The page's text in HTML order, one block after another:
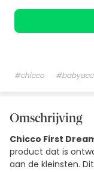
#chicco
Omschrijving
Chicco First
product dat is
aan de kleinsten.